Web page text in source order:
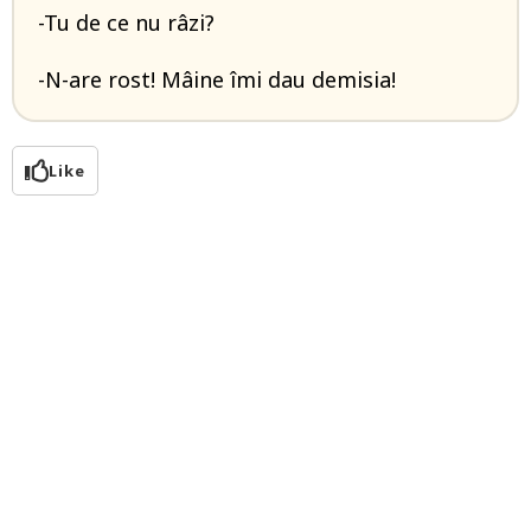
-Tu de ce nu râzi?
-N-are rost! Mâine îmi dau demisia!
Like